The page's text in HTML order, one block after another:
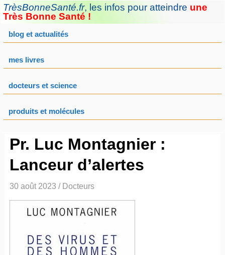
Aller
au
TrèsBonneSanté.fr, les infos pour atteindre une
Très Bonne Santé !
blog et actualités
mes livres
docteurs et science
produits et molécules
Pr. Luc Montagnier :
Lanceur d’alertes
30 août 2023 / Docteurs